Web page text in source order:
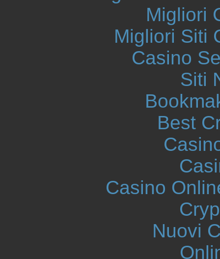
Migliori
Migliori Siti
Casino
Siti
Best
Casino
Nuovi